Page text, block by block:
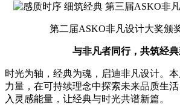
第二届ASKO非凡设计大奖颁
与非凡者同行，共筑经
时光为轴，经典为魂，启迪非凡设计。
力量，在可持续理念中探索未来品质生
入灵感能量，让经典与时光共谱新篇。